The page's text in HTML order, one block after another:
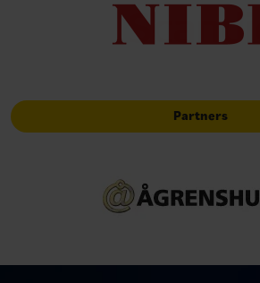
Partners